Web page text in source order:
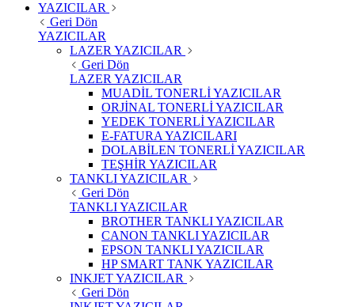
YAZICILAR
Geri Dön
YAZICILAR
LAZER YAZICILAR
Geri Dön
LAZER YAZICILAR
MUADİL TONERLİ YAZICILAR
ORJİNAL TONERLİ YAZICILAR
YEDEK TONERLİ YAZICILAR
E-FATURA YAZICILARI
DOLABİLEN TONERLİ YAZICILAR
TEŞHİR YAZICILAR
TANKLI YAZICILAR
Geri Dön
TANKLI YAZICILAR
BROTHER TANKLI YAZICILAR
CANON TANKLI YAZICILAR
EPSON TANKLI YAZICILAR
HP SMART TANK YAZICILAR
INKJET YAZICILAR
Geri Dön